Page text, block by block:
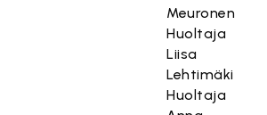
Meuronen
Huoltaja
Liisa
Lehtimäki
Huoltaja